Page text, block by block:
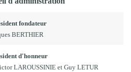
fondateur
BERTHIER
d'honneur
LAROUSSINIE et Guy LETUR